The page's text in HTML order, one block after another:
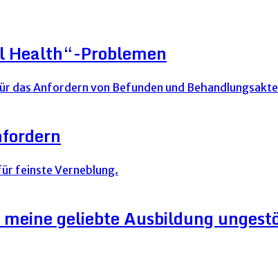
Health“-Problemen
geliebte Ausbildung